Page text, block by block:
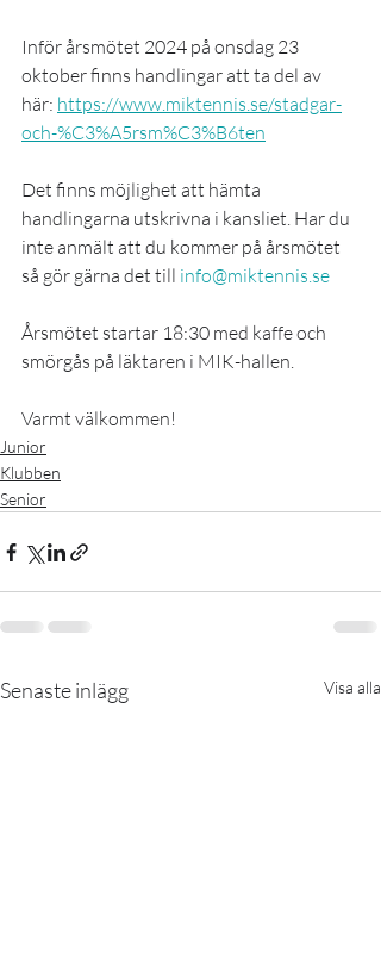
Inför årsmötet 2024 på onsdag 23
oktober finns handlingar att ta del av
här: https://www.miktennis.se/stadgar-
och-%C3%A5rsm%C3%B6ten
Det finns möjlighet att hämta
handlingarna utskrivna i kansliet. Har du
inte anmält att du kommer på årsmötet
så gör gärna det till info@miktennis.se
Årsmötet startar 18:30 med kaffe och
smörgås på läktaren i MIK-hallen.
Varmt välkommen!
Junior
Klubben
Senior
Senaste inlägg Visa alla